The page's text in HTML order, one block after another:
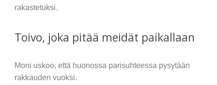
rakastetuksi.
Toivo, joka pitää meidät paikallaan
Moni uskoo, että huonossa parisuhteessa pysytään
rakkauden vuoksi.